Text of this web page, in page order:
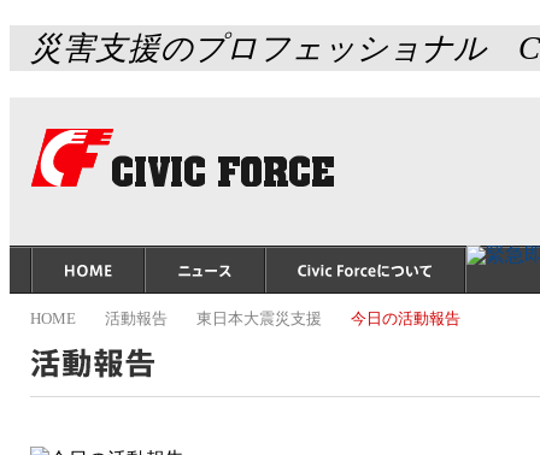
災害支援のプロフェッショナル
HOME 活動報告 東日本大震災支援 今日の活動報告